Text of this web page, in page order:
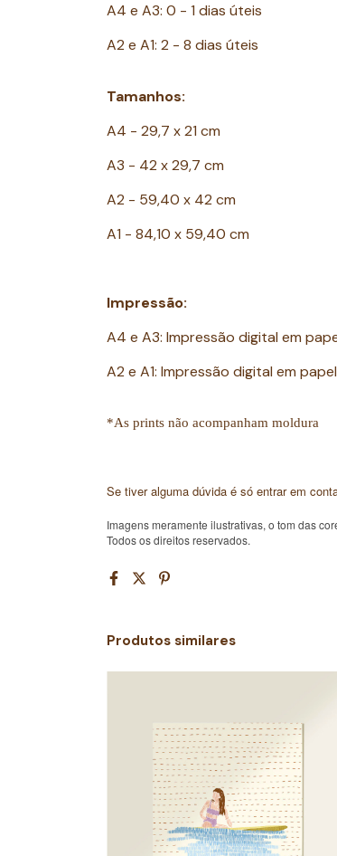
A4 e A3: 0 - 1 dias úteis
A2 e A1: 2 - 8 dias úteis
Tamanhos:
A4 - 29,7 x 21 cm
A3 - 42 x 29,7 cm
A2 - 59,40 x 42 cm
A1 - 84,10 x 59,40 cm
Impressão:
A4 e A3: Impressão digital em
A2 e A1: Impressão digital em
*As prints não acompanham moldura
Se tiver alguma dúvida é só entrar em
Imagens meramente ilustrativas, o tom das
Todos os direitos reservados.
Produtos similares